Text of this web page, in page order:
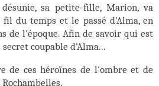
sa petite-fille, Marion, va
du temps et le passé d'Alma, en
de l'époque. Afin de savoir qui est
coupable d'Alma...
de ces héroïnes de l'ombre et de